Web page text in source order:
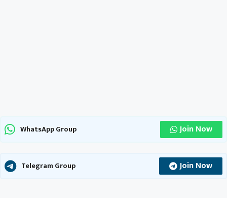
WhatsApp Group Join Now
Telegram Group Join Now